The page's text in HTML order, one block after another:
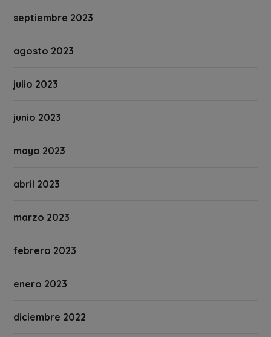
septiembre 2023
agosto 2023
julio 2023
junio 2023
mayo 2023
abril 2023
marzo 2023
febrero 2023
enero 2023
diciembre 2022